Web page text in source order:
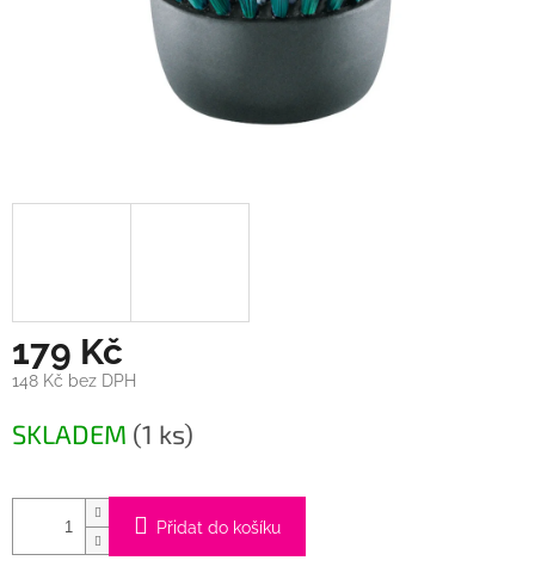
179 Kč
148 Kč bez DPH
cena:
SKLADEM (1 ks)
Přidat do košíku